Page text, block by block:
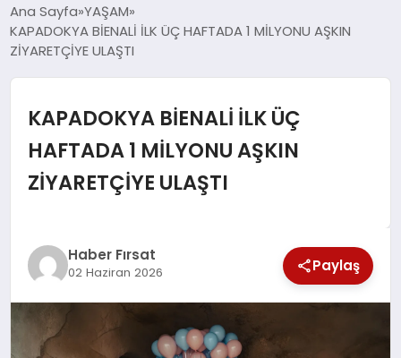
SPOR
SAĞLIK
MAGAZİN
EĞİTİM
Ana Sayfa YAŞAM
KAPADOKYA BİENALİ İLK ÜÇ HAFTADA 1 MİLYONU AŞKIN
ZİYARETÇİYE ULAŞTI
KAPADOKYA BİENALİ İLK ÜÇ
HAFTADA 1 MİLYONU AŞKIN
ZİYARETÇİYE ULAŞTI
Haber Fırsat
02 Haziran 2026 Paylaş